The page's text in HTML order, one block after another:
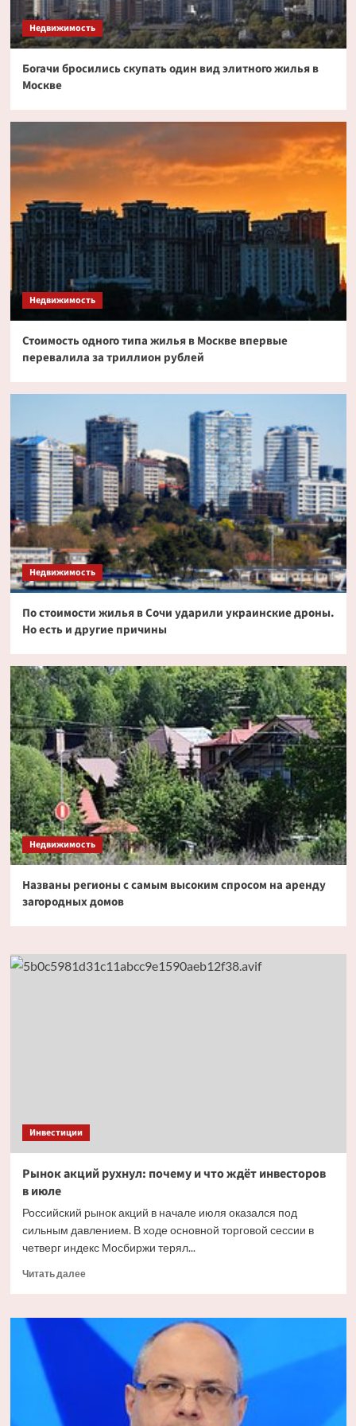
3
токенизированных акциях
Криптовалюта
Криптовалюта
Эксперт PlanB допустил снижение биткоина
до $52 000
Недвижимость
Богачи бросились скупать один вид элитного жилья в
Москве
Недвижимость
Стоимость одного типа жилья в Москве впервые
перевалила за триллион рублей
Недвижимость
По стоимости жилья в Сочи ударили украинские дроны.
Но есть и другие причины
Недвижимость
Названы регионы с самым высоким спросом на аренду
загородных домов
Инвестиции
Рынок акций рухнул: почему и что ждёт инвесторов
в июле
Российский рынок акций в начале июля оказался под
сильным давлением. В ходе основной торговой сессии в
четверг индекс Мосбиржи терял...
Читать далееПрочитать
Рынок
акций
рухнул:
инвесторов